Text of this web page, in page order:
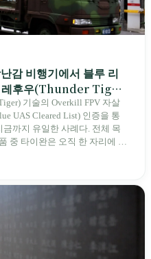
감 비행기에서 블루 리
레후우(Thunder Tiger)
기술의 Overkill FPV 자살
UAS Cleared List) 인증을 통
까지 유일한 사례다. 전체 목
중 타이완은 오직 한 자리에 불
원의원 4명이 《타이완을 위
려 미국 스스로가 입법을 통해
에서 46년간 원격 조종 장난감
오주에 두 번째 공장을 건설할